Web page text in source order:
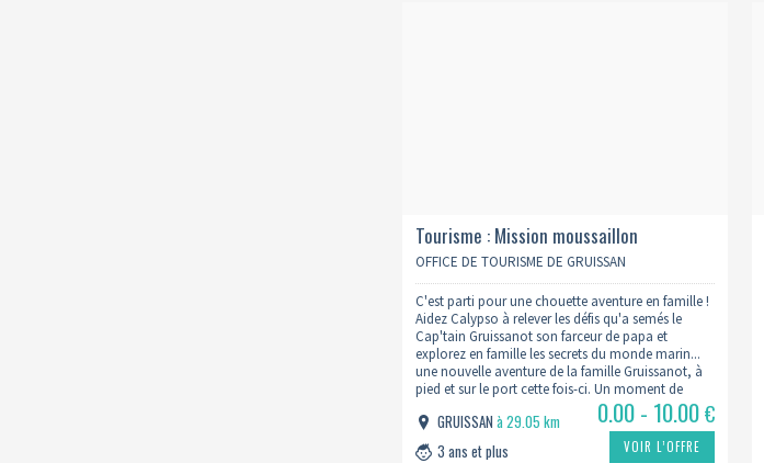
Tourisme : Mission moussaillon
OFFICE DE TOURISME DE GRUISSAN
C'est parti pour une chouette aventure en famille !
Aidez Calypso à relever les défis qu'a semés le
Cap'tain Gruissanot son farceur de papa et
explorez en famille les secrets du monde marin...
une nouvelle aventure de la famille Gruissanot, à
pied et sur le port cette fois-ci. Un moment de
GRUISSANà 29.05 km
3 ans et plus
0.00 - 10.00€
VOIR L’OFFRE